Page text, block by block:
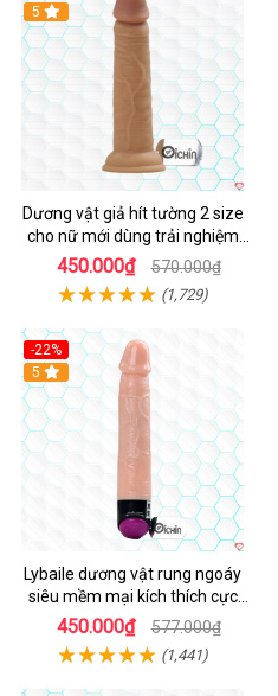
Hot
5
Dương vật giả hít tường 2 size
cho nữ mới dùng trải nghiệm
thật
450.000₫ 570.000₫
(1,729)
-22%
Hot
5
Lybaile dương vật rung ngoáy
siêu mềm mại kích thích cực
mạnh
450.000₫ 577.000₫
(1,441)